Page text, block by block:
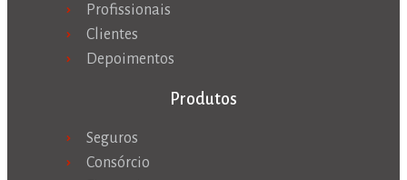
Profissionais
Clientes
Depoimentos
Produtos
Seguros
Consórcio